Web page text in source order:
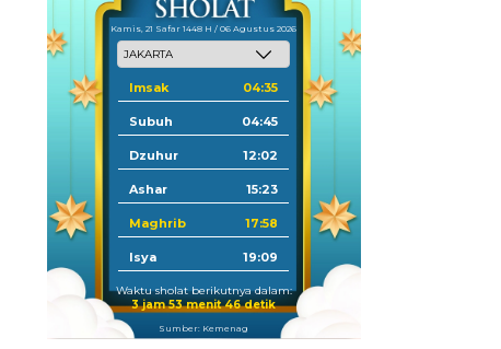
Kamis, 21 Safar 1448 H / 06 Agustus 2026
Imsak 04:35
Subuh 04:45
Dzuhur 12:02
Ashar 15:23
Maghrib 17:58
Isya 19:09
Waktu sholat berikutnya dalam:
3 jam 53 menit 45 detik
Sumber: Kemenag